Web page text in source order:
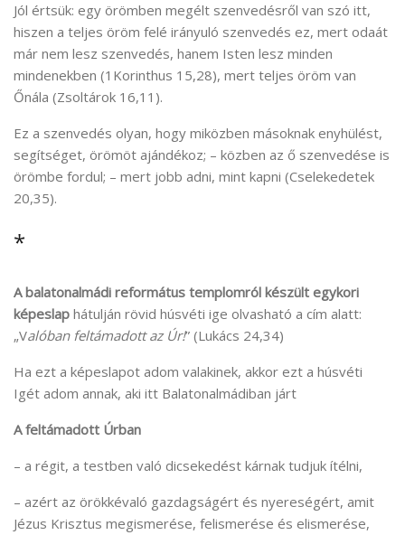
Jól értsük: egy örömben megélt szenvedésről van szó itt,
hiszen a teljes öröm felé irányuló szenvedés ez, mert odaát
már nem lesz szenvedés, hanem Isten lesz minden
mindenekben (1Korinthus 15,28), mert teljes öröm van
Őnála (Zsoltárok 16,11).
Ez a szenvedés olyan, hogy miközben másoknak enyhülést,
segítséget, örömöt ajándékoz; – közben az ő szenvedése is
örömbe fordul; – mert jobb adni, mint kapni (Cselekedetek
20,35).
*
A balatonalmádi református templomról készült egykori
képeslap hátulján rövid húsvéti ige olvasható a cím alatt:
„Valóban feltámadott az Úr!” (Lukács 24,34)
Ha ezt a képeslapot adom valakinek, akkor ezt a húsvéti
Igét adom annak, aki itt Balatonalmádiban járt
A feltámadott Úrban
– a régit, a testben való dicsekedést kárnak tudjuk ítélni,
– azért az örökkévaló gazdagságért és nyereségért, amit
Jézus Krisztus megismerése, felismerése és elismerése,